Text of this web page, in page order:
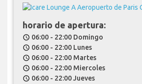
horario de apertura:
schedule 06:00 - 22:00 Domingo
schedule 06:00 - 22:00 Lunes
schedule 06:00 - 22:00 Martes
schedule 06:00 - 22:00 Miercoles
schedule 06:00 - 22:00 Jueves